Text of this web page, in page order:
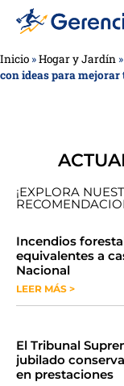
Inicio »Hogar y Jardín »
con ideas para
¡EXPLORA
​​​​Incendios
equivalentes a
Nacional
LEER MÁS >
​El Tribunal
jubilado
en prestaciones